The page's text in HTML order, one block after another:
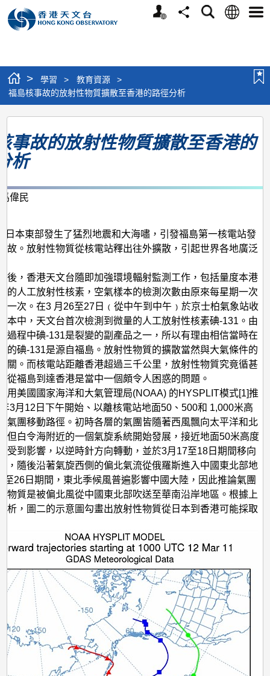
個
分
搜
語
選
> 學習 > 教育資源
>
福島核事故的放射性物質擴散至香港的路徑分析
福
島
核
故
放
射
性
物
質
擴
散
至
香
港
的
路
徑
分
析
事故的放射性物質擴散至香港的
析
偉民
日本東部發生了猛烈地震和大海嘯，引發福島第一核電站發
故。放射性物質從核電站釋出往外擴散，引起世界各地廣泛
後，香港天文台隨即加強環境輻射監測工作，包括量度本港
的人工放射性核素，空氣樣本的檢測次數由原來每星期一次
一次。在3 月26至27日﹙從中午到中午﹚於京士柏氣象站收
本中，天文台首次檢測到微量的人工放射性核素碘-131。由
過程中碘-131是裂變的副產品之一，所以有理由相信當時在
的碘-131是源自福島。放射性物質的擴散當然與大氣條件的
關。而核電站距離香港超過三千公里，放射性物質究竟循甚
從福島到達香港是當中一個頗令人困惑的問題。
用美國國家海洋和大氣管理局(NOAA) 的HYSPLIT模式[1]推
3月12日下午開始、以離核電站地面50、500和 1,000米高
氣團移動路徑。初時各層的氣團皆隨著西風飄向太平洋和北
但白令海附近的一個氣旋系統開始發展，接近地面50米高度
受到影響，以逆時針方向轉動，並於3月17至18日期間移向
，隨後沿著氣旋西側的偏北氣流從俄羅斯進入中國東北部地
至26日期間，東北季候風普遍影響中國大陸，因此推論氣團
物質是被偏北風從中國東北部吹送至華南沿岸地區。根據上
析，圖二的示意圖勾畫出放射性物質從日本到香港可能採取